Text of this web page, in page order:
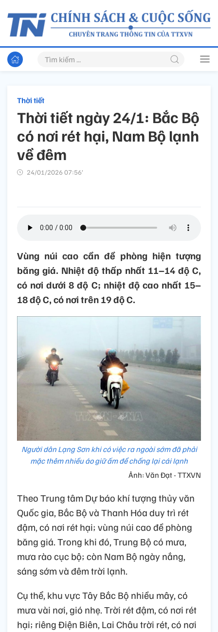
Thời tiết
Thời tiết ngày 24/1: Bắc Bộ
có nơi rét hại, Nam Bộ lạnh
về đêm
24/01/2026 07:56’
Vùng núi cao cần đề phòng hiện tượng
băng giá. Nhiệt độ thấp nhất 11–14 độ C,
có nơi dưới 8 độ C; nhiệt độ cao nhất 15–
18 độ C, có nơi trên 19 độ C.
Người dân Lạng Sơn khi có việc ra ngoài sớm đã phải
mặc thêm nhiều áo giữ ấm để chống lại cái lạnh
Ảnh: Văn Đạt - TTXVN
Theo Trung tâm Dự báo khí tượng thủy văn
Quốc gia, Bắc Bộ và Thanh Hóa duy trì rét
đậm, có nơi rét hại; vùng núi cao đề phòng
băng giá. Trong khi đó, Trung Bộ có mưa,
mưa rào cục bộ; còn Nam Bộ ngày nắng,
sáng sớm và đêm trời lạnh.
Cụ thể, khu vực Tây Bắc Bộ nhiều mây, có
mưa vài nơi, gió nhẹ. Trời rét đậm, có nơi rét
hại; riêng Điện Biên, Lai Châu trời rét, có nơi